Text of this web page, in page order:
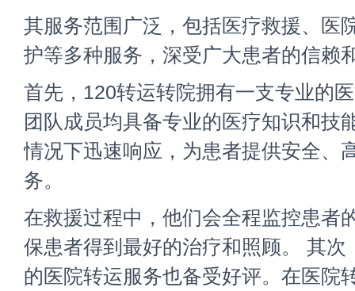
其服务范围广泛，包括医疗救援、医
护等多种服务，深受广大患者的信赖
首先，120转运转院拥有一支专业的
团队成员均具备专业的医疗知识和技
情况下迅速响应，为患者提供安全、
务。
在救援过程中，他们会全程监控患者
保患者得到最好的治疗和照顾。 其次
的医院转运服务也备受好评。在医院